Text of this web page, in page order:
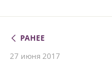
РАНЕЕ
27 июня 2017